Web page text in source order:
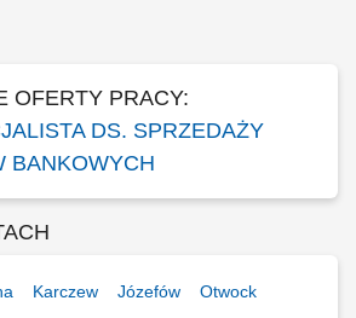
OFERTY PRACY:
DS. SPRZEDAŻY
BANKOWYCH
Karczew Józefów Otwock